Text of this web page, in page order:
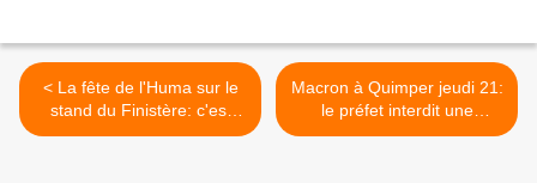
< La fête de l'Huma sur le
stand du Finistère: c'est
une expérience inoubliable!
Macron à Quimper jeudi 21:
le préfet interdit une
manifestation de la LDH